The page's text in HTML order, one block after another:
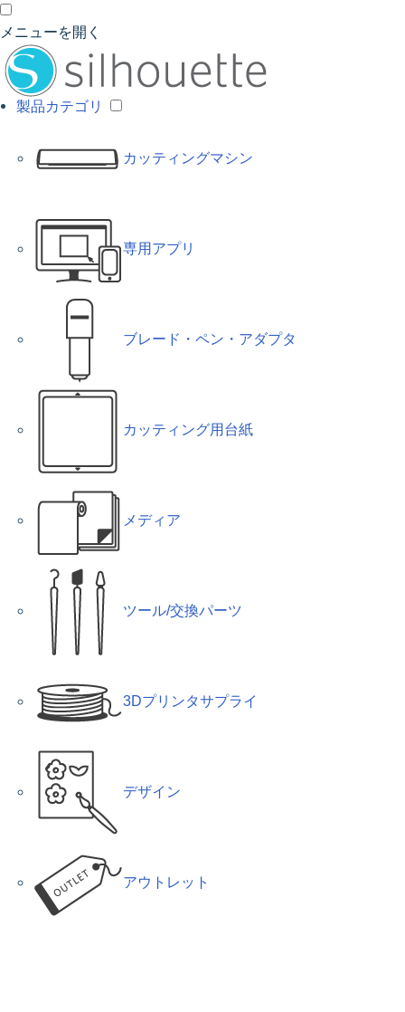
メニューを開く
製品カテゴリ
カッティングマシン
専用アプリ
ブレード・ペン・アダプタ
カッティング用台紙
メディア
ツール/交換パーツ
3Dプリンタサプライ
デザイン
アウトレット